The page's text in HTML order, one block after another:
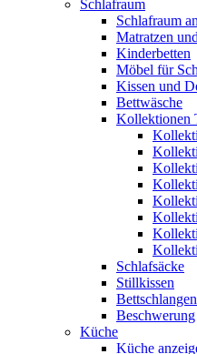
Schlafraum
Schlafraum
Matratzen
Kinderbetten
Möbel für
Kissen und
Bettwäsche
Kollektionen
Schlafsäcke
Stillkissen
Beschwerung
Küche
Küche